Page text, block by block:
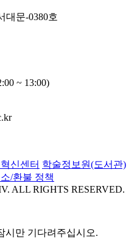
대문-0380호
~ 13:00)
신센터 학술정보원(도서관)
/환불 정책
ALL RIGHTS RESERVED.
시만 기다려주십시오.